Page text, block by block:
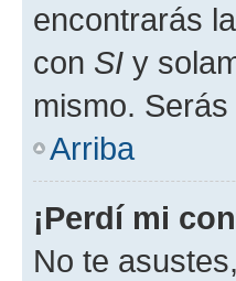
encontrarás
con SI y
mismo.
Arriba
¡Perdí mi
No te